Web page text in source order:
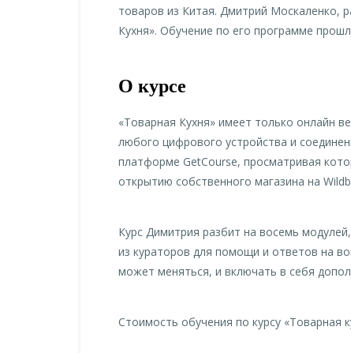
товаров из Китая. Дмитрий Москаленко,
Кухня». Обучение по его программе
О курсе
«Товарная Кухня» имеет только онлайн
любого цифрового устройства и
платформе GetCourse, просматривая
открытию собственного магазина на
Курс Димитрия разбит на восемь
из кураторов для помощи и ответов на
может меняться, и включать в себя
Стоимость обучения по курсу «Товарная